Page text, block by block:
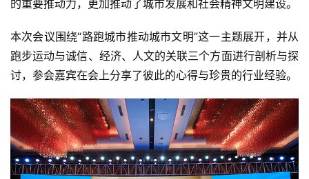
比
赛
观
察
装
的重要推动力，更加推动了城市发展和社会精神文明建设。
本次会议围绕“路跑城市推动城市文明”这一主题展开，并从
跑步运动与诚信、经济、人文的关联三个方面进行剖析与探
讨，参会嘉宾在会上分享了彼此的心得与珍贵的行业经验。